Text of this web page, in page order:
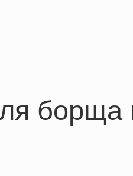
борща